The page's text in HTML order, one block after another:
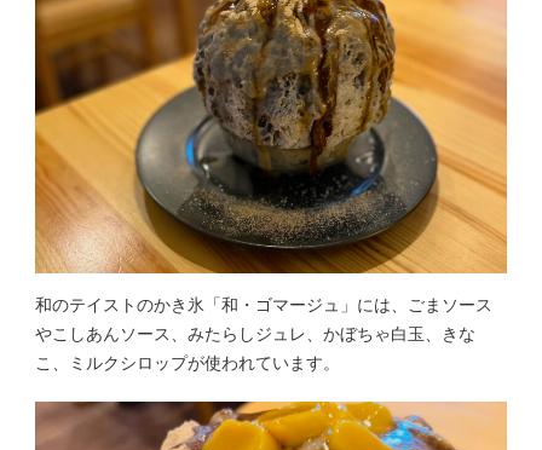
和のテイストのかき氷「和・ゴマージュ」には、ごまソース
やこしあんソース、みたらしジュレ、かぼちゃ白玉、きな
こ、ミルクシロップが使われています。